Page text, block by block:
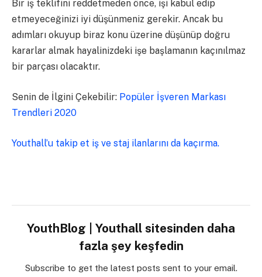
Bir iş teklifini reddetmeden önce, işi kabul edip
etmeyeceğinizi iyi düşünmeniz gerekir. Ancak bu
adımları okuyup biraz konu üzerine düşünüp doğru
kararlar almak hayalinizdeki işe başlamanın kaçınılmaz
bir parçası olacaktır.
Senin de İlgini Çekebilir: Popüler İşveren Markası
Trendleri 2020
Youthall’u takip et iş ve staj ilanlarını da kaçırma.
YouthBlog | Youthall sitesinden daha
fazla şey keşfedin
Subscribe to get the latest posts sent to your email.